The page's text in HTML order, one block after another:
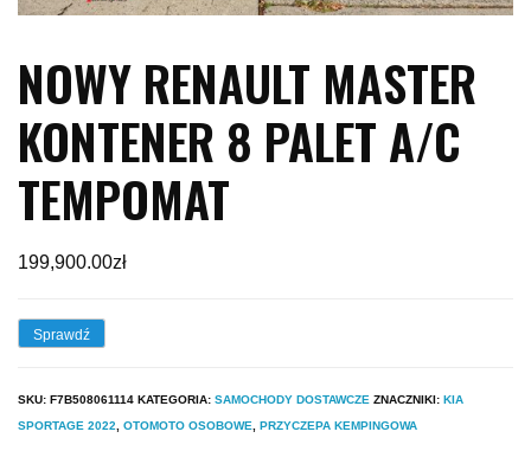
NOWY RENAULT MASTER
KONTENER 8 PALET A/C
TEMPOMAT
199,900.00zł
Sprawdź
SKU: F7B508061114 KATEGORIA: SAMOCHODY DOSTAWCZE ZNACZNIKI: KIA
SPORTAGE 2022, OTOMOTO OSOBOWE, PRZYCZEPA KEMPINGOWA